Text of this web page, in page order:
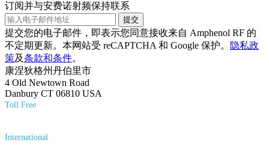
订阅并与安费诺射频保持联系
提交
提交您的电子邮件，即表示您同意接收来自 Amphenol RF 的
不定期更新。本网站受 reCAPTCHA 和 Google 保护。
隐私政
策及条款和条件。
康涅狄格州丹伯里市
4 Old Newtown Road
Danbury CT 06810 USA
Toll Free
International